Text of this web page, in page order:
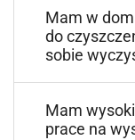
Mam w
do
sobie
Mam
prace na